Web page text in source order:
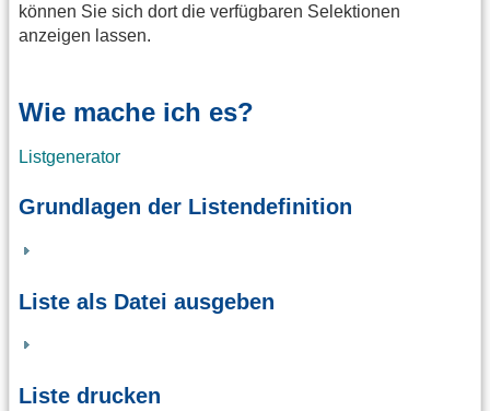
können Sie sich dort die verfügbaren Selektionen
anzeigen lassen.
Wie mache ich es?
Listgenerator
Grundlagen der Listendefinition
Liste als Datei ausgeben
Liste drucken